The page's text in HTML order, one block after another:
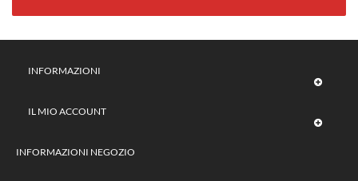
INFORMAZIONI
IL MIO ACCOUNT
INFORMAZIONI NEGOZIO